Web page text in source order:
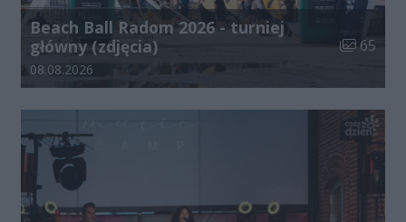
Beach Ball Radom 2026 - turniej
główny (zdjęcia)
Liczba
65
Data dodania galerii:
08.08.2026